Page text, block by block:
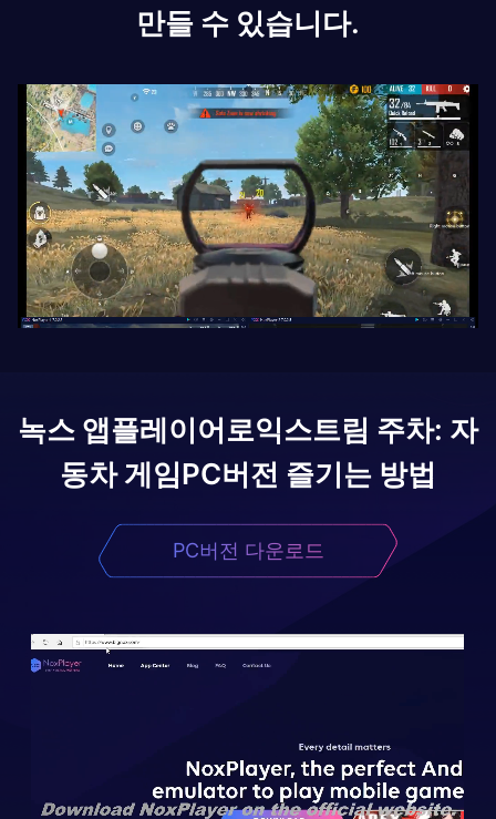
만들 수 있습니다.
녹스 앱플레이어로익스트림 주차: 자
동차 게임PC버전 즐기는 방법
PC버전 다운로드